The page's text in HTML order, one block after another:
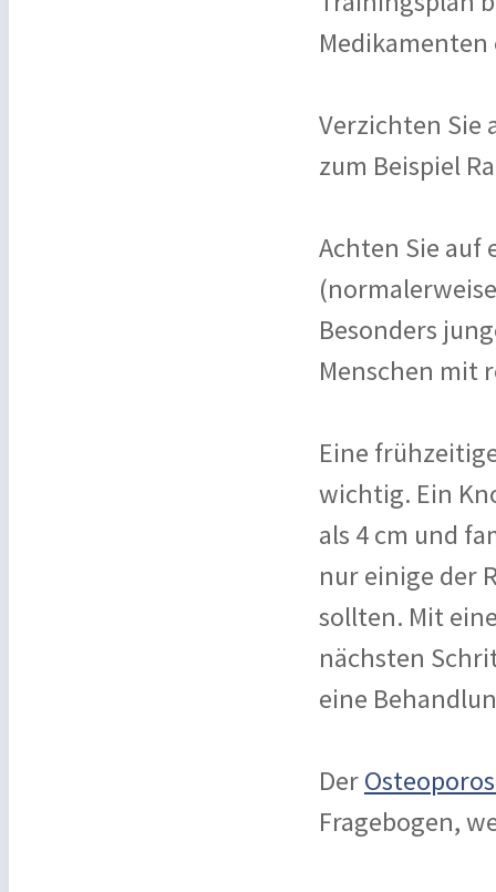
Verzichten Sie
zum Beispiel
Achten Sie auf
Besonders
Menschen mit
Eine
wichtig. Ein
als 4 cm und
nur einige der
sollten. Mit
nächsten
eine
Der
Fragebogen,